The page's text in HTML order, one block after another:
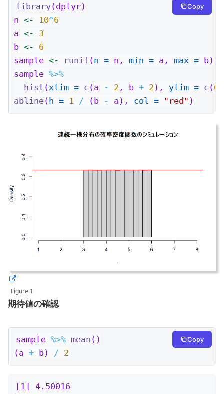
library(dplyr)
n <- 10^6
a <-
3
b <-
6
sample <- runif (n = n, min = a, max = b)
sample %>%
hist (xlim = c (a - 2 , b + 2 ), ylim = c (0
abline(h = 1 / (b - a), col = "red" )
Copy
Figure 1
期待値の確認
sample %>% mean ()
(a + b) / 2
Copy
[1] 4.50016